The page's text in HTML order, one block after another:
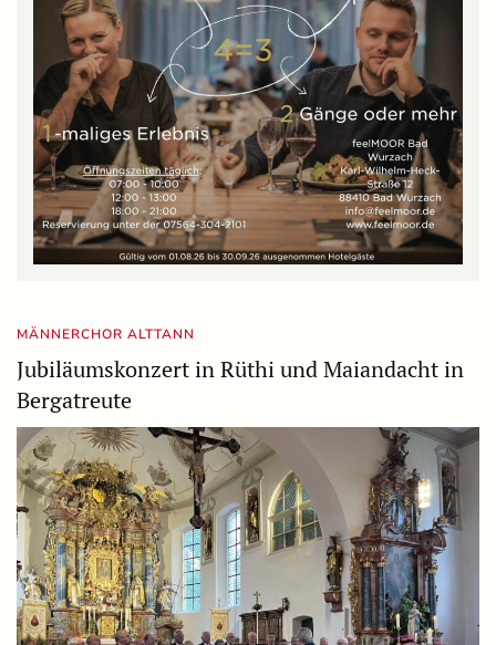
MÄNNERCHOR ALTTANN
Jubiläumskonzert in Rüthi und Maiandacht in
Bergatreute